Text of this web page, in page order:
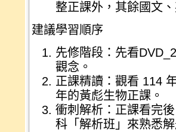
整正課外，其餘國文
建議學習順序
先修階段 ：先看
觀念。
正課精讀 ：觀看 114
年的黃彪生物正課。
衝刺解析 ：正課看完
科「解析班」來熟悉